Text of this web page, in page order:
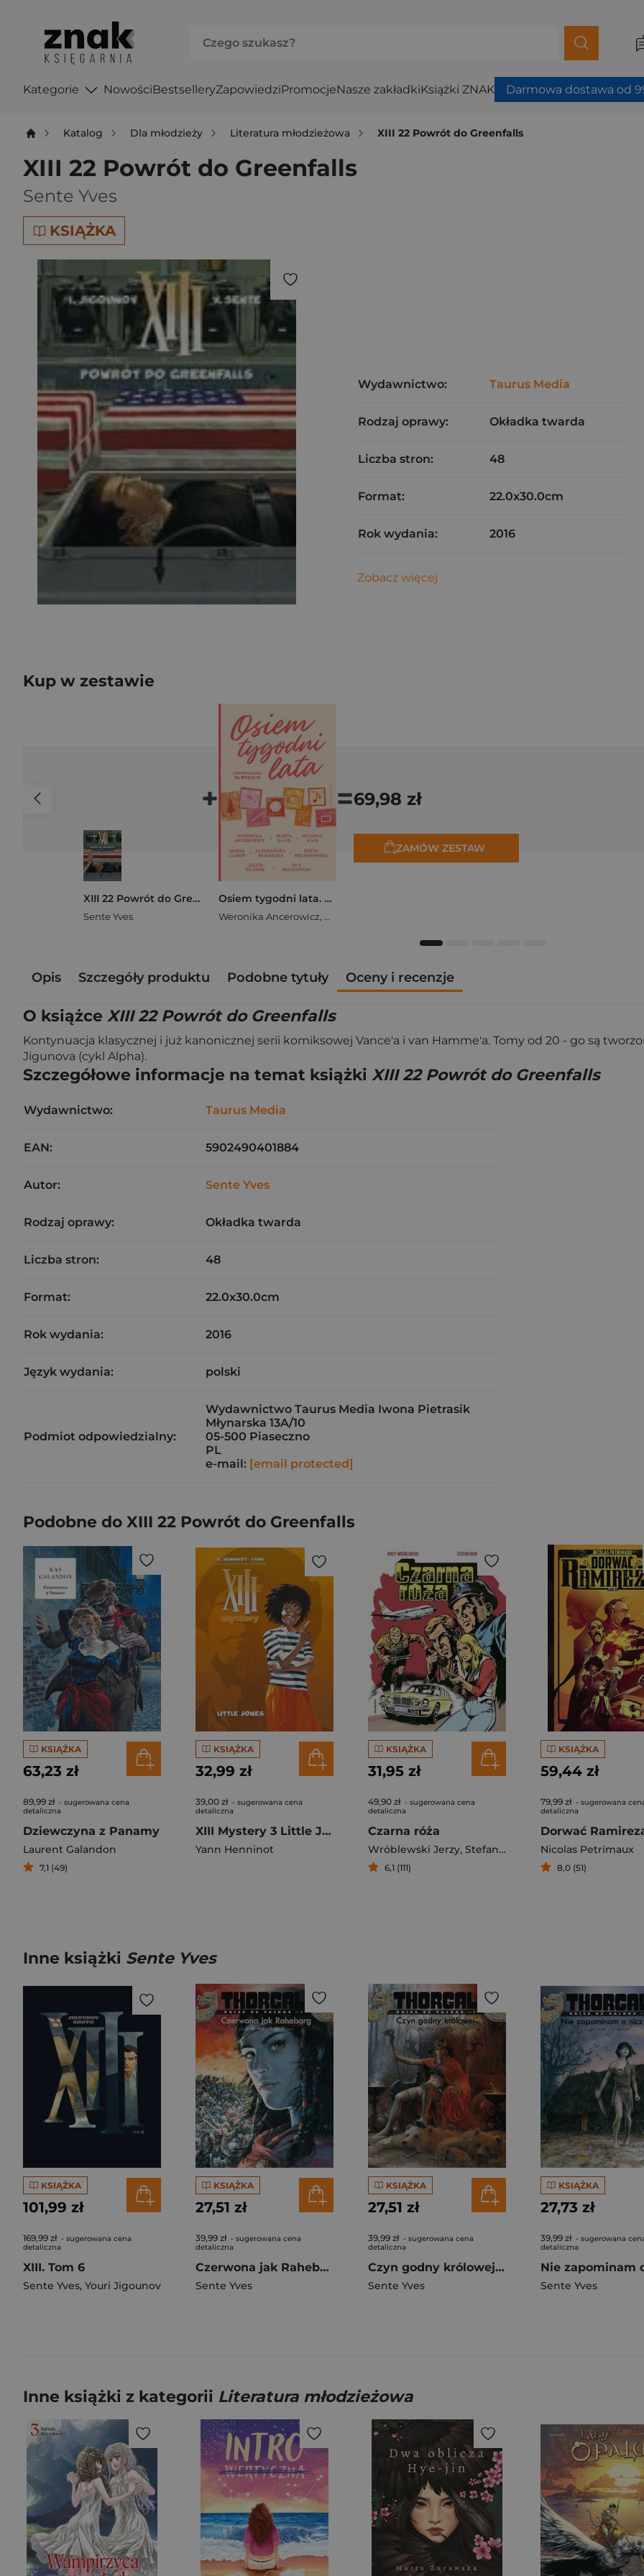
Kategorie NowościBestselleryZapowiedziPromocjeNasze zakładkiKsiążki ZNAK Darmowa dostawa od
Katalog Dla młodzieży Literatura młodzieżowa XIII 22 Powrót do Greenfalls
XIII 22 Powrót do Greenfalls
Sente Yves
KSIĄŻKA
Wydawnictwo: Taurus Media
Rodzaj oprawy: Okładka twarda
Liczba stron: 48
Format: 22.0x30.0cm
Rok wydania: 2016
Zobacz więcej
Kup w zestawie
XIII 22 Powrót do Greenfalls
Sente Yves
+
Osiem tygodni lata. Opowiadania na wakacje
Weronika Ancerowicz, Marta Bijan
=69,98 zł
ZAMÓW ZESTAW
Opis Szczegóły produktu Podobne tytuły Oceny i recenzje
O książce XIII 22 Powrót do Greenfalls
Kontynuacja klasycznej i już kanonicznej serii komiksowej Vance'a i van Hamme'a. Tomy od 20 - go są
Jigunova (cykl Alpha).
Szczegółowe informacje na temat książki XIII 22 Powrót do Greenfalls
Wydawnictwo: Taurus Media
EAN: 5902490401884
Autor: Sente Yves
Rodzaj oprawy: Okładka twarda
Liczba stron: 48
Format: 22.0x30.0cm
Rok wydania: 2016
Język wydania: polski
Podmiot odpowiedzialny:
Wydawnictwo Taurus Media Iwona Pietrasik
Młynarska 13A/10
05-500 Piaseczno
PL
e-mail: [email protected]
Podobne do XIII 22 Powrót do Greenfalls
KSIĄŻKA
63,23 zł
89,99 zł - sugerowana cena
detaliczna
Dziewczyna z Panamy
Laurent Galandon
7,1 (49)
KSIĄŻKA
32,99 zł
39,00 zł - sugerowana cena
detaliczna
XIII Mystery 3 Little Jones
Yann Henninot
KSIĄŻKA
31,95 zł
49,90 zł - sugerowana cena
detaliczna
Czarna róża
Wróblewski Jerzy, Stefan Weinfeld
6,1 (111)
KSIĄŻKA
59,44 zł
79,99 zł - sugerowana
detaliczna
Nicolas Petrimaux
8,0 (51)
Inne książki Sente Yves
KSIĄŻKA
101,99 zł
169,99 zł - sugerowana cena
detaliczna
XIII. Tom 6
Sente Yves, Youri Jigounov
KSIĄŻKA
27,51 zł
39,99 zł - sugerowana cena
detaliczna
Czerwona jak Raheborg. Thorgal. Kriss de Valnor. Tom 5 wyd. 2024
Sente Yves
KSIĄŻKA
27,51 zł
39,99 zł - sugerowana cena
detaliczna
Czyn godny królowej. Thorgal. Kriss de Valnor. Tom 3
Sente Yves
KSIĄŻKA
27,73 zł
39,99 zł - sugerowana
detaliczna
Sente Yves
Inne książki z kategorii Literatura młodzieżowa